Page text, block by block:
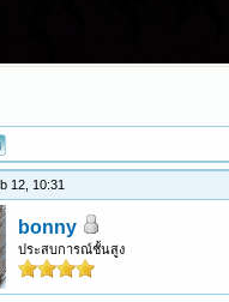
12, 10:31
bonny
ประสบการณ์ชั้นสูง